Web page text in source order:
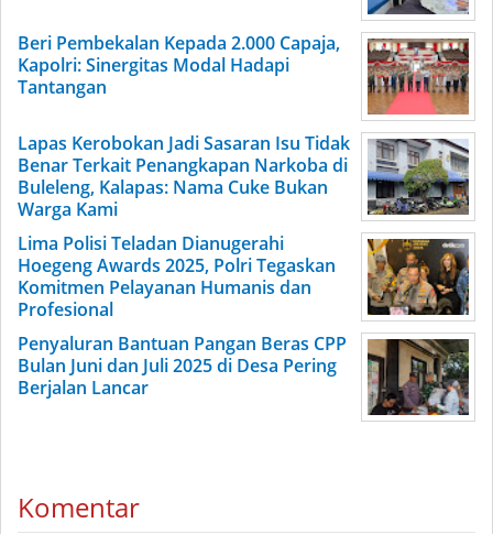
Beri Pembekalan Kepada 2.000 Capaja,
Kapolri: Sinergitas Modal Hadapi
Tantangan
Lapas Kerobokan Jadi Sasaran Isu Tidak
Benar Terkait Penangkapan Narkoba di
Buleleng, Kalapas: Nama Cuke Bukan
Warga Kami
Lima Polisi Teladan Dianugerahi
Hoegeng Awards 2025, Polri Tegaskan
Komitmen Pelayanan Humanis dan
Profesional
Penyaluran Bantuan Pangan Beras CPP
Bulan Juni dan Juli 2025 di Desa Pering
Berjalan Lancar
Komentar